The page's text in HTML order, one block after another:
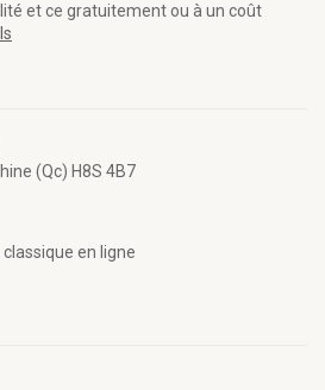
et ce gratuitement ou à un coût
(Qc) H8S 4B7
classique en ligne